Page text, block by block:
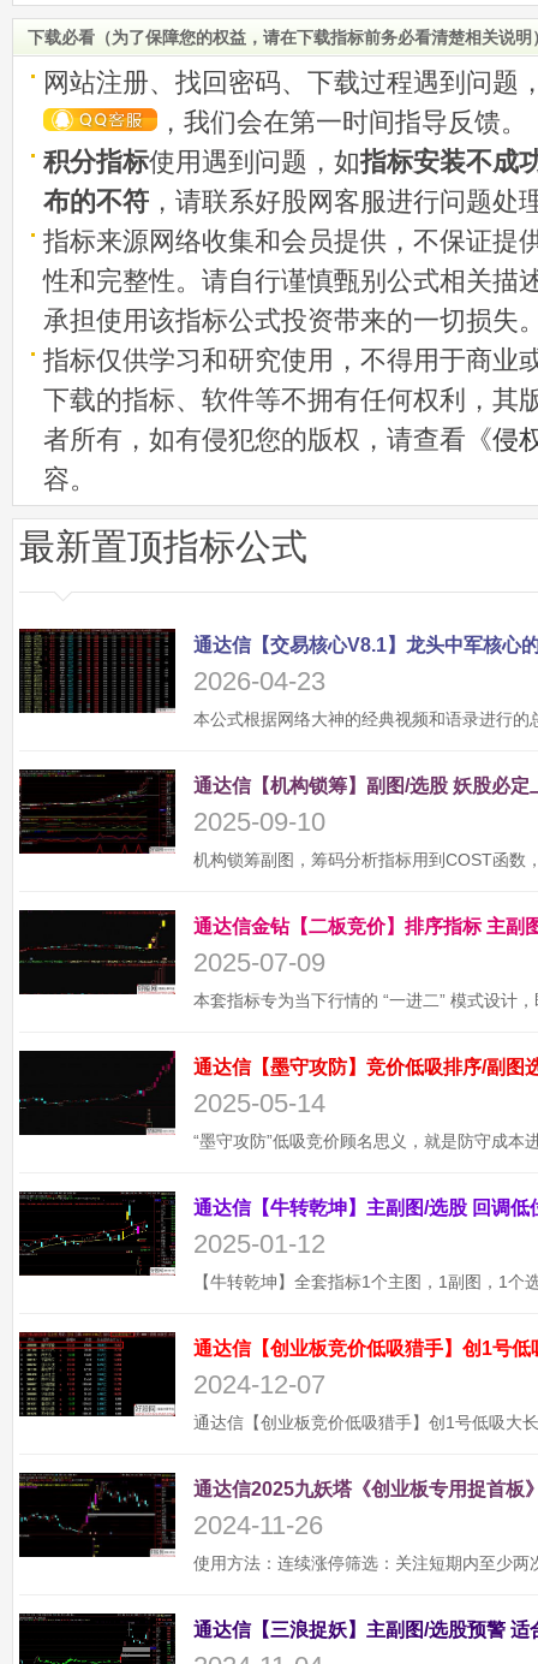
下载必看（为了保障您的权益，请在下载指标前务必看清楚相关说明
网站注册、找回密码、下载过程遇到问题
，我们会在第一时间指导反馈。
积分指标使用遇到问题，如指标安装不成
布的不符 ，请联系好股网客服进行问题处
指标来源网络收集和会员提供，不保证提
性和完整性。请自行谨慎甄别公式相关描
承担使用该指标公式投资带来的一切损失
指标仅供学习和研究使用，不得用于商业
下载的指标、软件等不拥有任何权利，其
者所有，如有侵犯您的版权，请查看《侵
容。
最新置顶指标公式
2026-04-23
2025-09-10
2025-07-09
2025-05-14
2025-01-12
通达信【创业板竞价低吸猎手】创1号
2024-12-07
通达信2025九妖塔《创业板专用捉首板
2024-11-26